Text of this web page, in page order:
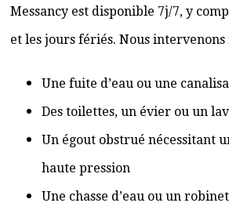
Messancy est disponible 7j/7, y
et les jours fériés. Nous
Une fuite d’eau ou une
Des toilettes, un évier ou un
Un égout obstrué nécessitant
haute pression
Une chasse d’eau ou un